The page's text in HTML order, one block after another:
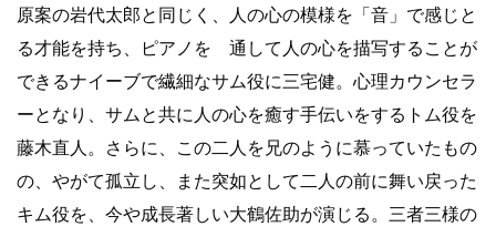
原案の岩代太郎と同じく、人の心の模様を「音」で感じと
る才能を持ち、ピアノを 通して人の心を描写することが
できるナイーブで繊細なサム役に三宅健。心理カウンセラ
ーとなり、サムと共に人の心を癒す手伝いをするトム役を
藤木直人。さらに、この二人を兄のように慕っていたもの
の、やがて孤立し、また突如として二人の前に舞い戻った
キム役を、今や成長著しい大鶴佐助が演じる。三者三様の